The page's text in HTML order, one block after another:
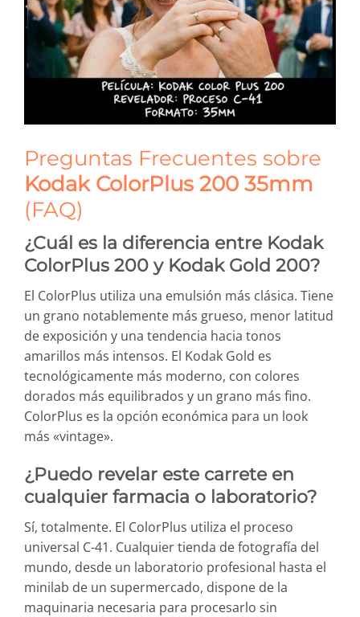
Preguntas Frecuentes sobre
Kodak ColorPlus 200 35mm
(FAQ)
¿Cuál es la diferencia entre Kodak
ColorPlus 200 y Kodak Gold 200?
El ColorPlus utiliza una emulsión más clásica. Tiene
un grano notablemente más grueso, menor latitud
de exposición y una tendencia hacia tonos
amarillos más intensos. El Kodak Gold es
tecnológicamente más moderno, con colores
dorados más equilibrados y un grano más fino.
ColorPlus es la opción económica para un look
más «vintage».
¿Puedo revelar este carrete en
cualquier farmacia o laboratorio?
Sí, totalmente. El ColorPlus utiliza el proceso
universal C-41. Cualquier tienda de fotografía del
mundo, desde un laboratorio profesional hasta el
minilab de un supermercado, dispone de la
maquinaria necesaria para procesarlo sin